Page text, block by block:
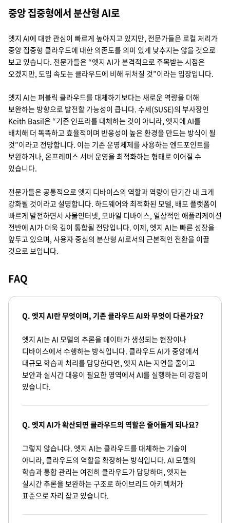
중앙 집중형에서 분산형 AI로
엣지 AI에 대한 관심이 빠르게 높아지고 있지만, 전문가들은 로컬 처리가
중앙 집중형 클라우드에 대한 의존도를 의미 있게 낮추지는 않을 것으로
보고 있습니다. 전문가들은 “엣지 AI가 본격적으로 주목받는 시점은
오겠지만, 도입 속도는 클라우드에 비해 뒤처질 것”이라는 입장입니다.
엣지 AI는 퍼블릭 클라우드를 대체하기보다는 새로운 역량을 더해
보완하는 방향으로 발전할 가능성이 큽니다. 수세(SUSE)의 부사장인
Keith Basil은 “기존 인프라를 대체하는 것이 아니라, 엣지에 AI를
배치해 더 똑똑하고 효율적이며 반응성이 높은 환경을 만드는 방식이 될
것”이라고 전망합니다. 이는 기존 운영체제를 사용하는 엔드포인트를
보완하거나, 온프레미스 서버 운영을 최적화하는 형태로 이어질 수
있습니다.
전문가들은 공통적으로 엣지 디바이스의 역할과 역량이 단기간 내 크게
강화될 것이라고 설명합니다. 하드웨어와 최적화된 모델, 배포 플랫폼이
빠르게 발전하면서 사물인터넷, 모바일 디바이스, 일상적인 애플리케이션
전반에 AI가 더욱 깊이 통합될 전망입니다. 이제, 엣지 AI는 빠른 성장을
앞두고 있으며, 사용자 중심의 분산형 AI로서의 근본적인 전환을 이끌
것으로 보입니다.
FAQ
Q. 엣지 AI란 무엇이며, 기존 클라우드 AI와 무엇이 다른가요?
엣지 AI는 AI 모델의 추론을 데이터가 생성되는 현장이나
디바이스에서 수행하는 방식입니다. 클라우드 AI가 중앙에서
대규모 학습과 처리를 담당한다면, 엣지 AI는 지연을 줄이고
보안과 실시간 대응이 필요한 영역에서 AI를 실행하는 데 강점이
있습니다.
Q. 엣지 AI가 확산되면 클라우드의 역할은 줄어들게 되나요?
그렇지 않습니다. 엣지 AI는 클라우드를 대체하는 기술이
아니라, 클라우드의 역할을 확장하는 방식입니다. AI 모델의
학습과 통합 관리는 여전히 클라우드가 담당하며, 엣지는
실시간 추론을 보완하는 구조로 하이브리드 아키텍처가
표준으로 자리 잡고 있습니다.